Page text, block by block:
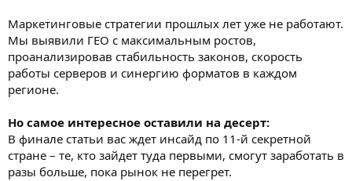
Маркетинговые стратегии прошлых лет уже не работают.
Мы выявили ГЕО с максимальным ростов,
проанализировав стабильность законов, скорость
работы серверов и синергию форматов в каждом
регионе.
Но самое интересное оставили на десерт:
В финале статьи вас ждет инсайд по 11-й секретной
стране – те, кто зайдет туда первыми, смогут заработать в
разы больше, пока рынок не перегрет.